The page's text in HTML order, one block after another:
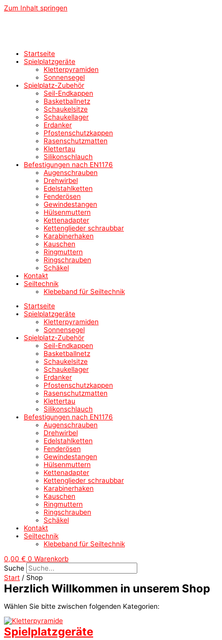
Zum Inhalt springen
Startseite
Spielplatzgeräte
Kletterpyramiden
Sonnensegel
Spielplatz-Zubehör
Seil-Endkappen
Basketballnetz
Schaukelsitze
Schaukellager
Erdanker
Pfostenschutzkappen
Rasenschutzmatten
Klettertau
Silikonschlauch
Befestigungen nach EN1176
Augenschrauben
Drehwirbel
Edelstahlketten
Fenderösen
Gewindestangen
Hülsenmuttern
Kettenadapter
Kettenglieder schraubbar
Karabinerhaken
Kauschen
Ringmuttern
Ringschrauben
Schäkel
Kontakt
Seiltechnik
Klebeband für Seiltechnik
Startseite
Spielplatzgeräte
Kletterpyramiden
Sonnensegel
Spielplatz-Zubehör
Seil-Endkappen
Basketballnetz
Schaukelsitze
Schaukellager
Erdanker
Pfostenschutzkappen
Rasenschutzmatten
Klettertau
Silikonschlauch
Befestigungen nach EN1176
Augenschrauben
Drehwirbel
Edelstahlketten
Fenderösen
Gewindestangen
Hülsenmuttern
Kettenadapter
Kettenglieder schraubbar
Karabinerhaken
Kauschen
Ringmuttern
Ringschrauben
Schäkel
Kontakt
Seiltechnik
Klebeband für Seiltechnik
0,00 € 0 Warenkorb
Suche
Start / Shop
Herzlich Willkommen in unserem Shop
Wählen Sie bitte zwischen folgenden Kategorien:
Spielplatzgeräte